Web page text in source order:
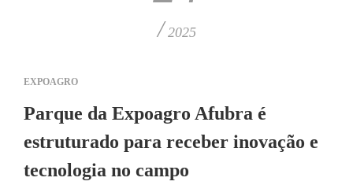
/ 2025
EXPOAGRO
Parque da Expoagro Afubra é
estruturado para receber inovação e
tecnologia no campo